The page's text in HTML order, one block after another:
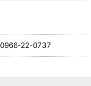
0966-22-0737